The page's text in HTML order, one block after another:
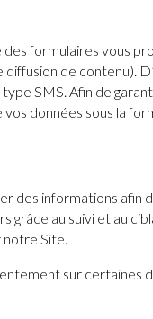
formulaires vous
diffusion de
SMS. Afin de
données sous la
des informations afin
grâce au suivi et au
notre Site.
sur